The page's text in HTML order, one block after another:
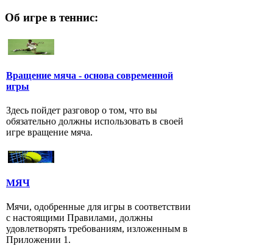
Об игре в теннис:
Вращение мяча - основа современной
игры
Здесь пойдет разговор о том, что вы
обязательно должны использовать в своей
игре вращение мяча.
МЯЧ
Мячи, одобренные для игры в соответствии
с настоящими Правилами, должны
удовлетворять требованиям, изложенным в
Приложении 1.